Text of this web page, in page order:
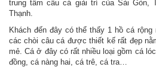
trung tâm câu cá giải trí của Sài Gòn,
Thạnh.
Khách đến đây có thể thấy 1 hồ cá
các chòi câu cá được thiết kế rất đẹp
mẻ. Cá ở đây có rất nhiều loại gồm cá
đồng, cá nàng hai, cá trê, cá tra…